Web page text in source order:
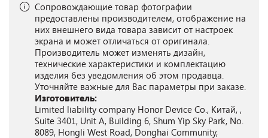
Сопровождающие товар фотографии
предоставлены производителем, отображение на
них внешнего вида товара зависит от настроек
экрана и может отличаться от оригинала.
Производитель может изменять дизайн,
технические характеристики и комплектацию
изделия без уведомления об этом продавца.
Уточняйте важные для Вас параметры при заказе.
Изготовитель:
Limited liability company Honor Device Co., Китай, ,
Suite 3401, Unit A, Building 6, Shum Yip Sky Park, No.
8089, Hongli West Road, Donghai Community,